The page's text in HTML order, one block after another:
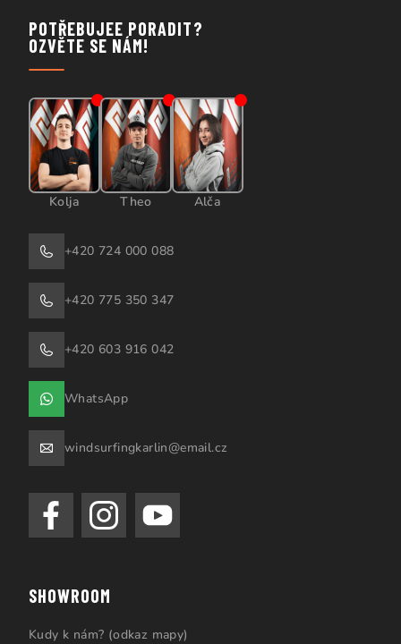
POTŘEBUJEE PORADIT?
OZVĚTE SE NÁM!
Kolja Theo Alča
+420 724 000 088
+420 775 350 347
+420 603 916 042
WhatsApp
windsurfingkarlin@email.cz
SHOWROOM
Kudy k nám? (odkaz mapy)